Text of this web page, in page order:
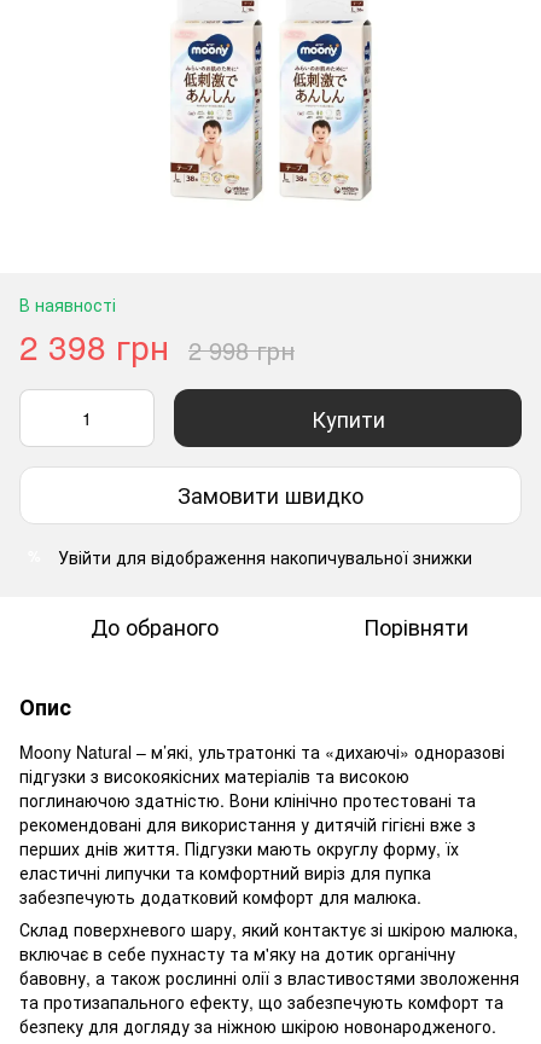
В наявності
2 398 грн 2 998 грн
Купити
Замовити швидко
Увійти для відображення накопичувальної знижки
До обраного Порівняти
Опис
Moony Natural – м’які, ультратонкі та «дихаючі» одноразові
підгузки з високоякісних матеріалів та високою
поглинаючою здатністю. Вони клінічно протестовані та
рекомендовані для використання у дитячій гігієні вже з
перших днів життя. Підгузки мають округлу форму, їх
еластичні липучки та комфортний виріз для пупка
забезпечують додатковий комфорт для малюка.
Склад поверхневого шару, який контактує зі шкірою малюка,
включає в себе пухнасту та м'яку на дотик органічну
бавовну, а також рослинні олії з властивостями зволоження
та протизапального ефекту, що забезпечують комфорт та
безпеку для догляду за ніжною шкірою новонародженого.